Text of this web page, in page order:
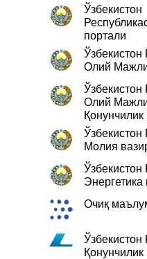
Ўзбекистон
портали
Ўзбекистон
Олий
Ўзбекистон
Олий
Қонунчилик
Ўзбекистон
Молия
Ўзбекистон
Энергетика
Очиқ
Ўзбекистон